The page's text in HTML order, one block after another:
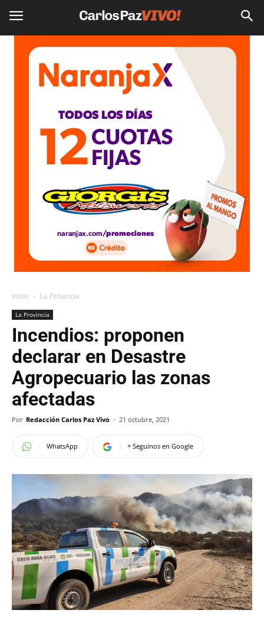
Inicio La Provincia
La Provincia
Incendios: proponen
declarar en Desastre
Agropecuario las zonas
afectadas
Por Redacción Carlos Paz Vivo - 21 octubre, 2021
WhatsApp + Seguinos en Google